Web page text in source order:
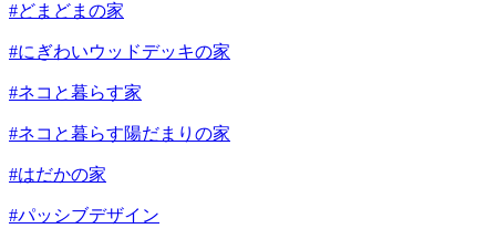
#どまどまの家
#にぎわいウッドデッキの家
#ネコと暮らす家
#ネコと暮らす陽だまりの家
#はだかの家
#パッシブデザイン